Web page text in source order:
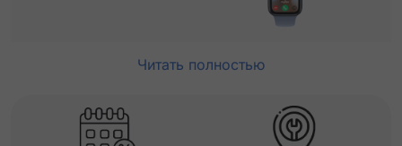
Читать полностью